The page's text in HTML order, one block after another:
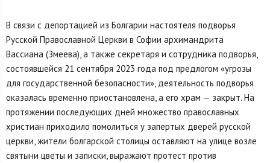
В связи с депортацией из Болгарии настоятеля подворья
Русской Православной Церкви в Софии архимандрита
Вассиана (Змеева), а также секретаря и сотрудника подворья,
состоявшейся 21 сентября 2023 года под предлогом «угрозы
для государственной безопасности», деятельность подворья
оказалась временно приостановлена, а его храм — закрыт. На
протяжении последующих дней множество православных
христиан приходило помолиться у запертых дверей русской
церкви, жители болгарской столицы оставляют на улице возле
святыни цветы и записки, выражают протест против